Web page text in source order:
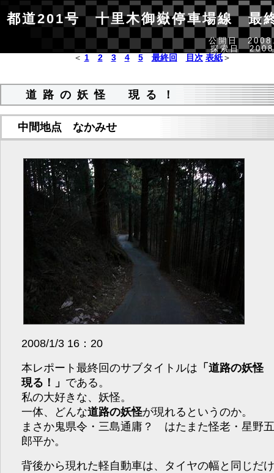
都道201号 十里木御嶽停車場線最
公開日
探索日
＜ 1 2 3 4 5 最終回 目次 表紙＞
道路の妖怪 現る！
中間地点 なかみせ
2008/1/3 16：20
本レポート最終回のサブタイトルは 「道路の妖
現る！」 である。
私の大好きな、妖怪。
一体、どんな道路の妖怪が現れるというのか。
まさか鬼県令・三島通庸？ はたまた怪老・星野
郎平か。
背後から現れた軽自動車は、タイヤの幅と同じだ